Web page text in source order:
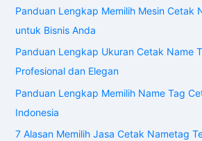
Panduan Lengkap Memilih Mesin Cetak
untuk Bisnis Anda
Panduan Lengkap Ukuran Cetak Name
Profesional dan Elegan
Panduan Lengkap Memilih Name Tag
Indonesia
7 Alasan Memilih Jasa Cetak Nametag